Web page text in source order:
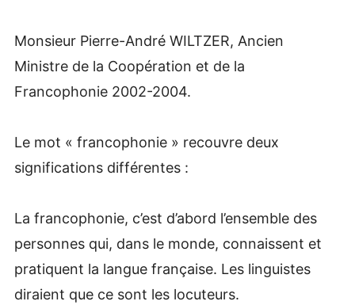
Monsieur Pierre-André WILTZER, Ancien
Ministre de la Coopération et de la
Francophonie 2002-2004.
Le mot « francophonie » recouvre deux
significations différentes :
La francophonie, c’est d’abord l’ensemble des
personnes qui, dans le monde, connaissent et
pratiquent la langue française. Les linguistes
diraient que ce sont les locuteurs.